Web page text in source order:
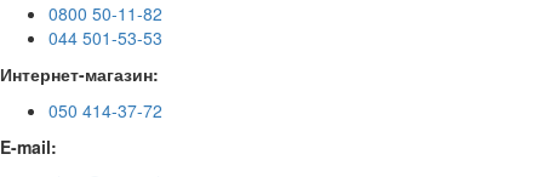
0800 50-11-82
044 501-53-53
Интернет-магазин:
050 414-37-72
E-mail: